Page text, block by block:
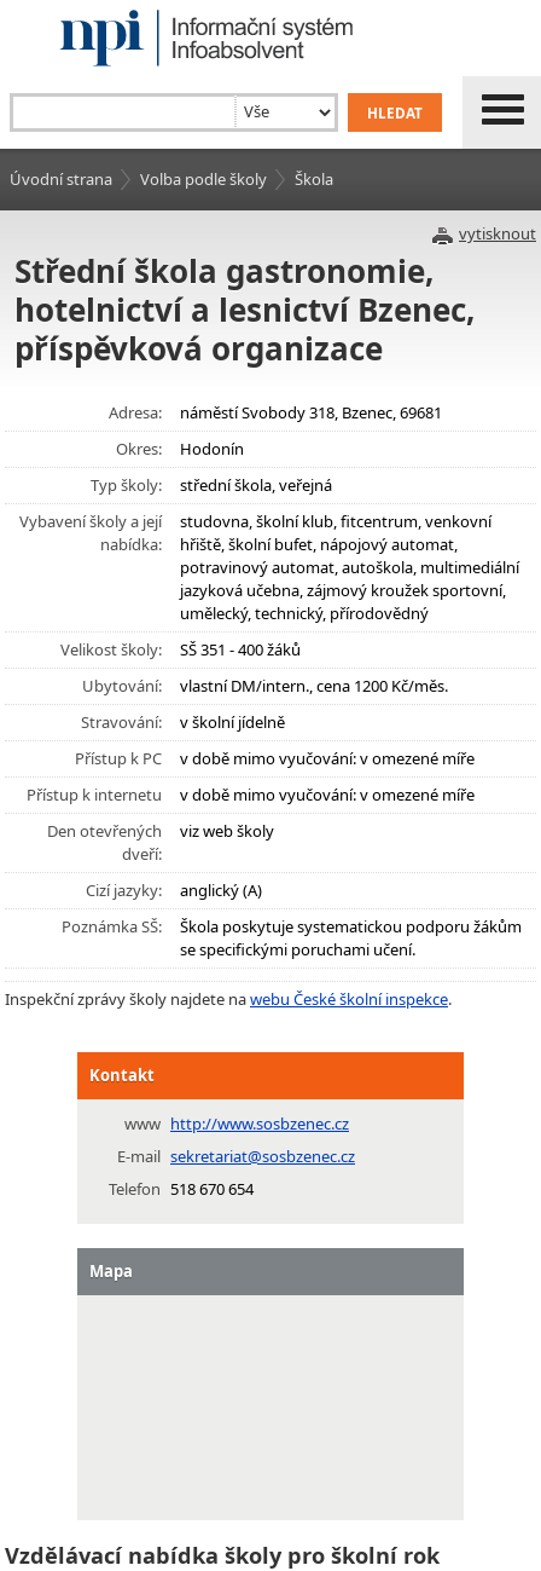
Úvodní strana Volba podle školy Škola
vytisknout
Střední škola gastronomie,
hotelnictví a lesnictví Bzenec,
příspěvková organizace
Adresa:
náměstí Svobody 318, Bzenec, 69681
Okres:
Hodonín
Typ školy:
střední škola, veřejná
Vybavení školy a její
nabídka:
studovna, školní klub, fitcentrum, venkovní
hřiště, školní bufet, nápojový automat,
potravinový automat, autoškola, multimediální
jazyková učebna, zájmový kroužek sportovní,
umělecký, technický, přírodovědný
Velikost školy:
SŠ 351 - 400 žáků
Ubytování:
vlastní DM/intern., cena 1200 Kč/měs.
Stravování:
v školní jídelně
Přístup k PC
v době mimo vyučování: v omezené míře
Přístup k internetu
v době mimo vyučování: v omezené míře
Den otevřených
dveří:
viz web školy
Cizí jazyky:
anglický (A)
Poznámka SŠ:
Škola poskytuje systematickou podporu žákům
se specifickými poruchami učení.
Inspekční zprávy školy najdete nawebu České školní inspekce.
Kontakt
www http://www.sosbzenec.cz
E-mail sekretariat@sosbzenec.cz
Telefon 518 670 654
Mapa
Vzdělávací nabídka školy pro školní rok